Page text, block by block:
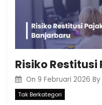
On 9 Februari 2026 By
Tak Berkategori